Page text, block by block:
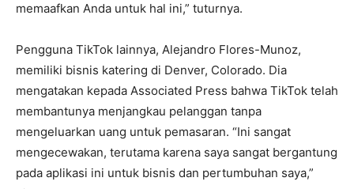
memaafkan Anda untuk hal ini,” tuturnya.
Pengguna TikTok lainnya, Alejandro Flores-Munoz,
memiliki bisnis katering di Denver, Colorado. Dia
mengatakan kepada Associated Press bahwa TikTok telah
membantunya menjangkau pelanggan tanpa
mengeluarkan uang untuk pemasaran. “Ini sangat
mengecewakan, terutama karena saya sangat bergantung
pada aplikasi ini untuk bisnis dan pertumbuhan saya,”